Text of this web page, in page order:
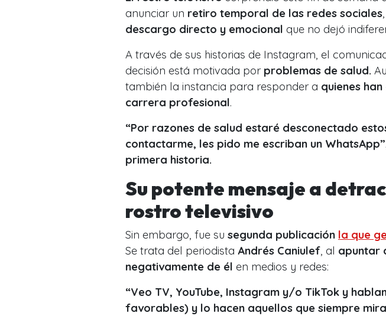
anunciar un retiro temporal de las redes sociales
descargo directo y emocional que no dejó
A través de sus historias de Instagram, el
decisión está motivada por problemas de salud.
también la instancia para responder a quienes
carrera profesional.
“Por razones de salud estaré desconectado
contactarme, les pido me escriban un
primera historia.
Su potente mensaje a
rostro televisivo
Sin embargo, fue su segunda publicación la que
Se trata del periodista Andrés Caniulef , al apuntar
negativamente de él en medios y redes:
“Veo TV, YouTube, Instagram y/o TikTok y
favorables) y lo hacen aquellos que siempre